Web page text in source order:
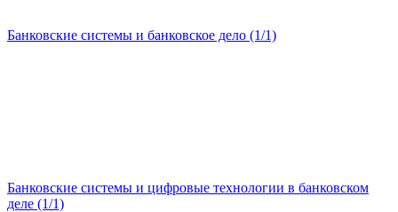
Банковские системы и банковское дело (1/1)
Банковские системы и цифровые технологии в банковском
деле (1/1)